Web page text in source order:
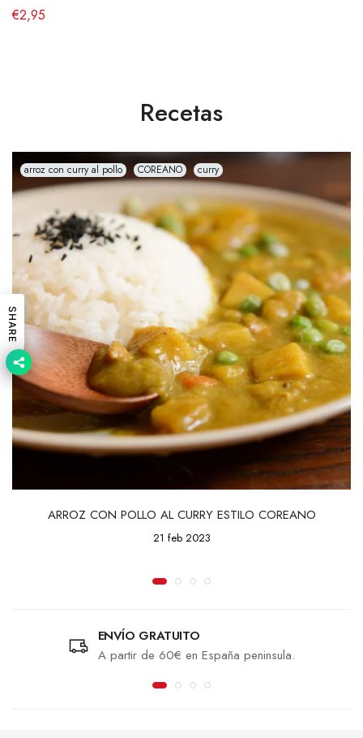
€2,95
Recetas
arroz con curry al pollo COREANO curry
ARROZ CON POLLO AL CURRY ESTILO COREANO
21 feb 2023
ENVÍO GRATUITO
A partir de 60€ en España peninsula.
SHARE